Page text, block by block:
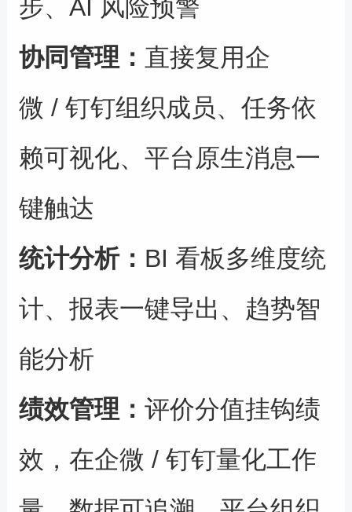
步、AI 风险预警
协同管理 ： 直接复用企
微 / 钉钉组织成员、任务依
赖可视化、平台原生消息一
键触达
统计分析： BI 看板多维度统
计、报表一键导出、趋势智
能分析
绩效管理 ： 评价分值挂钩绩
效，在企微 / 钉钉量化工作